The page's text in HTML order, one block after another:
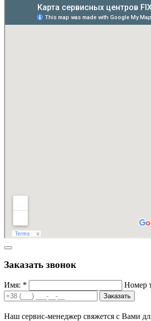
Заказать звонок
Имя: * Номер
Заказать
Наш сервис-менеджер свяжется с Вами